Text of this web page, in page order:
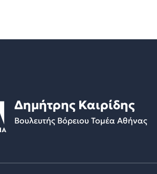
Δημήτρης Καιρίδης
Βουλευτής Βόρειου Τομέα Αθήνας